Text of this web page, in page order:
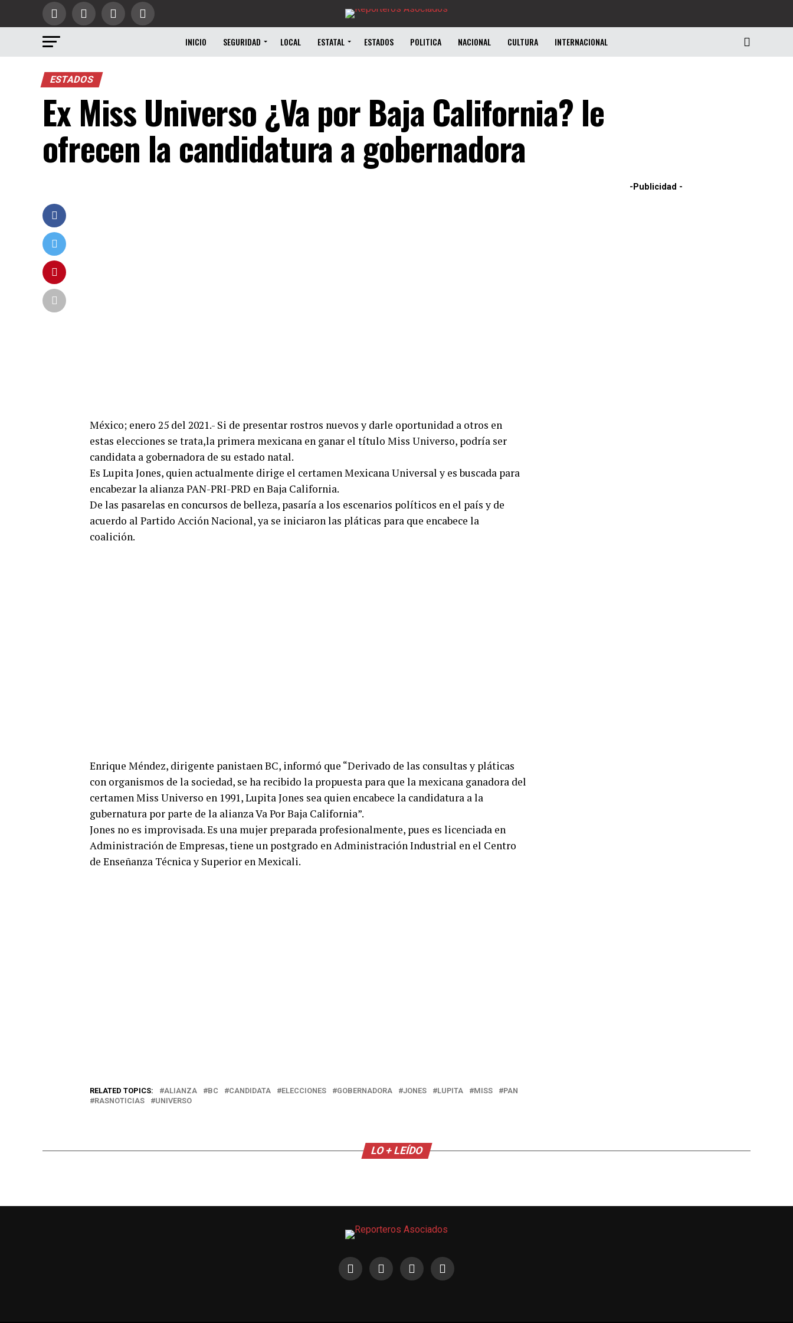
INICIO SEGURIDAD LOCAL ESTATAL ESTADOS POLITICA NACIONAL CULTURA INTERNACIONAL
ESTADOS
Ex Miss Universo ¿Va por Baja California? le
ofrecen la candidatura a gobernadora
México; enero 25 del 2021.- Si de presentar rostros nuevos y darle oportunidad a otros en
estas elecciones se trata,la primera mexicana en ganar el título Miss Universo, podría ser
candidata a gobernadora de su estado natal.
Es Lupita Jones, quien actualmente dirige el certamen Mexicana Universal y es buscada para
encabezar la alianza PAN-PRI-PRD en Baja California.
De las pasarelas en concursos de belleza, pasaría a los escenarios políticos en el país y de
acuerdo al Partido Acción Nacional, ya se iniciaron las pláticas para que encabece la
coalición.
Enrique Méndez, dirigente panistaen BC, informó que “Derivado de las consultas y pláticas
con organismos de la sociedad, se ha recibido la propuesta para que la mexicana ganadora del
certamen Miss Universo en 1991, Lupita Jones sea quien encabece la candidatura a la
gubernatura por parte de la alianza Va Por Baja California”.
Jones no es improvisada. Es una mujer preparada profesionalmente, pues es licenciada en
Administración de Empresas, tiene un postgrado en Administración Industrial en el Centro
de Enseñanza Técnica y Superior en Mexicali.
RELATED TOPICS: ALIANZA BC CANDIDATA ELECCIONES GOBERNADORA JONES LUPITA MISS
PAN
RASNOTICIAS
UNIVERSO
-Publicidad -
LO + LEÍDO